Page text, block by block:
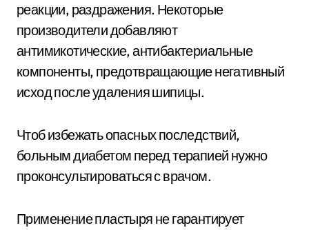
реакции, раздражения. Некоторые
производители добавляют
антимикотические, антибактериальные
компоненты, предотвращающие негативный
исход после удаления шипицы.
Чтоб избежать опасных последствий,
больным диабетом перед терапией нужно
проконсультироваться с врачом.
Применение пластыря не гарантирует